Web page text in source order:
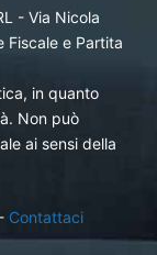
- Via Nicola
Fiscale e Partita
in quanto
Non può
ai sensi della
Contattaci